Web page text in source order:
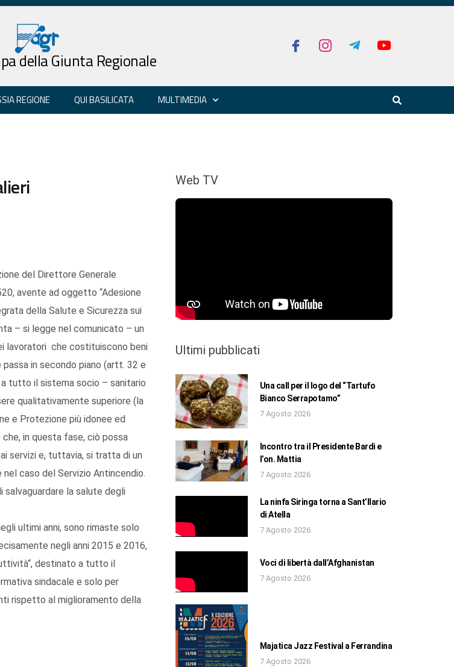
della Giunta Regionale
REGIONE QUI BASILICATA MULTIMEDIA
del Direttore Generale
avente ad oggetto “Adesione
della Salute e Sicurezza sui
– si legge nel comunicato – un
lavoratori che costituiscono beni
in secondo piano (artt. 32 e
tutto il sistema socio – sanitario
qualitativamente superiore (la
e Protezione più idonee ed
in questa fase, ciò possa
servizi e, tuttavia, si tratta di un
caso del Servizio Antincendio.
salvaguardare la salute degli
ultimi anni, sono rimaste solo
negli anni 2015 e 2016,
destinato a tutto il
sindacale e solo per
rispetto al miglioramento della
Web TV
Ultimi pubblicati
Una call per il logo del “Tartufo
Bianco Serrapotamo”
7 Agosto 2026
Incontro tra il Presidente Bardi e
l’on. Mattia
7 Agosto 2026
La ninfa Siringa torna a Sant’Ilario
di Atella
7 Agosto 2026
Voci di libertà dall’Afghanistan
7 Agosto 2026
Majatica Jazz Festival a Ferrandina
7 Agosto 2026